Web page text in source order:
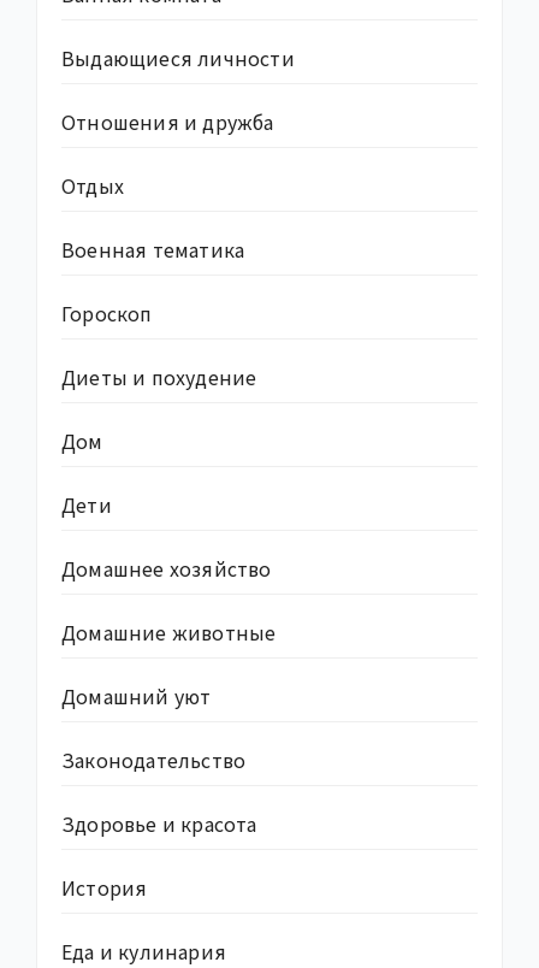
Выдающиеся личности
Отношения и дружба
Отдых
Военная тематика
Гороскоп
Диеты и похудение
Дом
Дети
Домашнее хозяйство
Домашние животные
Домашний уют
Законодательство
Здоровье и красота
История
Еда и кулинария